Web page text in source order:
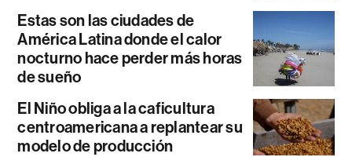
Estas son las ciudades de
América Latina donde el calor
nocturno hace perder más horas
de sueño
El Niño obliga a la caficultura
centroamericana a replantear su
modelo de producción